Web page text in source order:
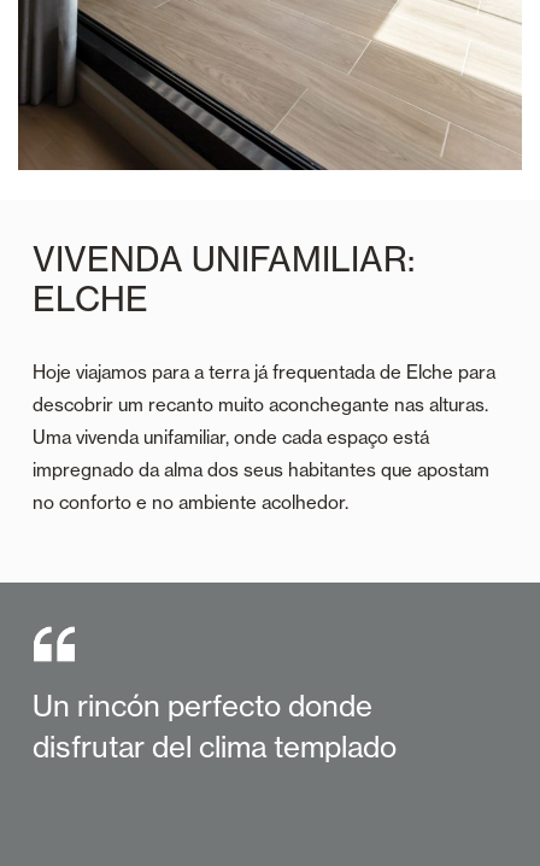
VIVENDA UNIFAMILIAR:
ELCHE
Hoje viajamos para a terra já frequentada de Elche para
descobrir um recanto muito aconchegante nas alturas.
Uma vivenda unifamiliar, onde cada espaço está
impregnado da alma dos seus habitantes que apostam
no conforto e no ambiente acolhedor.
Un rincón perfecto donde
disfrutar del clima templado